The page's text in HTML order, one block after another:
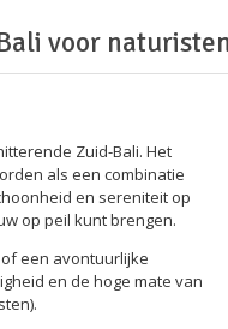
voor
Zuid-Bali. Het
als een combinatie
en sereniteit op
op peil kunt brengen.
een avontuurlijke
en de hoge mate van